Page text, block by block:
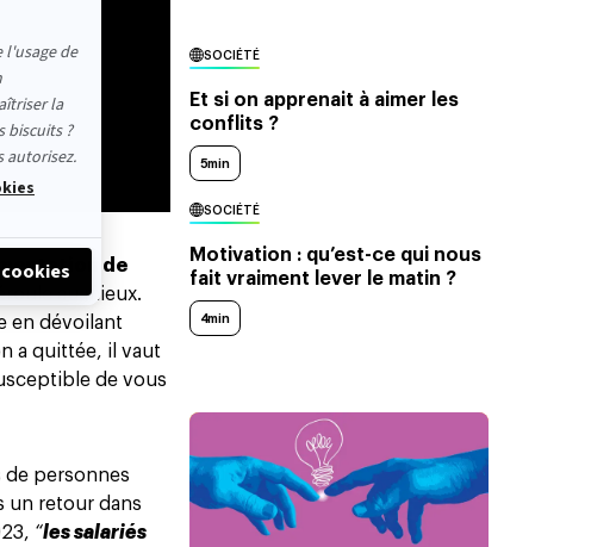
de
au mieux.
en dévoilant
a quittée, il vaut
de vous
de personnes
un retour dans
“les salariés
SOCIÉTÉ
Et si on apprenait à aimer les
conflits ?
5min
SOCIÉTÉ
Motivation : qu’est-ce qui nous
fait vraiment lever le matin ?
4min